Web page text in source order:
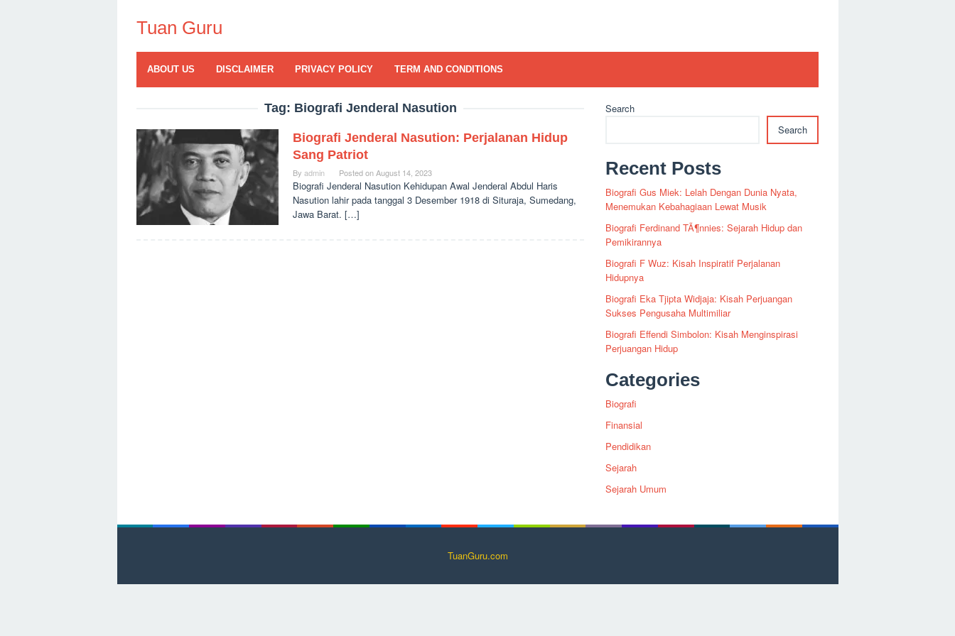
contentTuan Guru
ABOUT US DISCLAIMER PRIVACY POLICY TERM AND CONDITIONS
Tag: Biografi Jenderal Nasution
Biografi Jenderal Nasution: Perjalanan Hidup
Sang Patriot
By admin Posted onAugust 14, 2023
Biografi Jenderal Nasution Kehidupan Awal Jenderal Abdul Haris
Nasution lahir pada tanggal 3 Desember 1918 di Situraja, Sumedang,
Jawa Barat. […]
Search
Search
Recent Posts
Biografi Gus Miek: Lelah Dengan Dunia Nyata,
Menemukan Kebahagiaan Lewat Musik
Biografi Ferdinand TÃ¶nnies: Sejarah Hidup dan
Pemikirannya
Biografi F Wuz: Kisah Inspiratif Perjalanan
Hidupnya
Biografi Eka Tjipta Widjaja: Kisah Perjuangan
Sukses Pengusaha Multimiliar
Biografi Effendi Simbolon: Kisah Menginspirasi
Perjuangan Hidup
Categories
Biografi
Finansial
Pendidikan
Sejarah
Sejarah Umum
TuanGuru.com